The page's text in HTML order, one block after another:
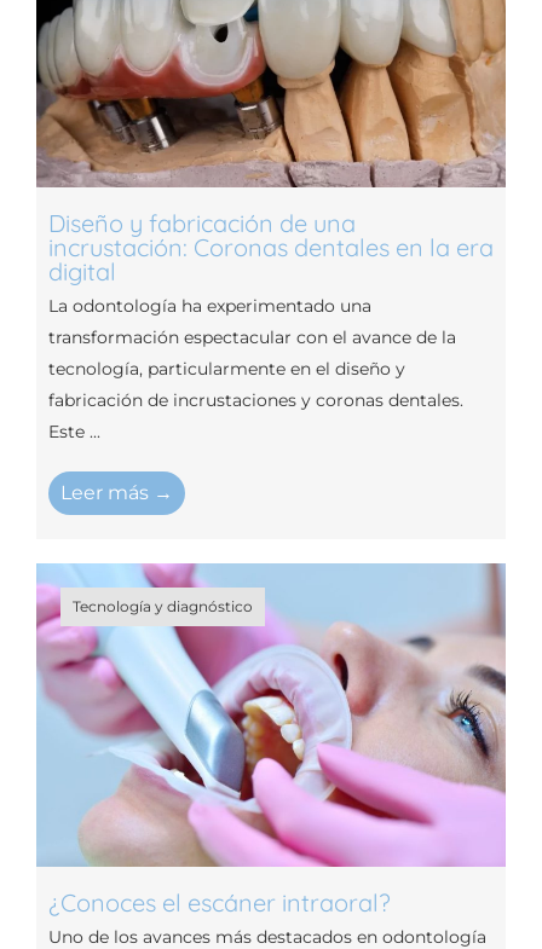
Diseño y fabricación de una
incrustación: Coronas dentales en la era
digital
La odontología ha experimentado una
transformación espectacular con el avance de la
tecnología, particularmente en el diseño y
fabricación de incrustaciones y coronas dentales.
Este ...
Leer más →
Tecnología y diagnóstico
¿Conoces el escáner intraoral?
Uno de los avances más destacados en odontología